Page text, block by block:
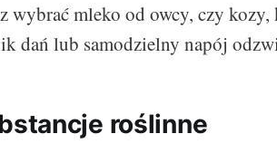
wybrać mleko od owcy, czy kozy,
dań lub samodzielny napój
roślinne